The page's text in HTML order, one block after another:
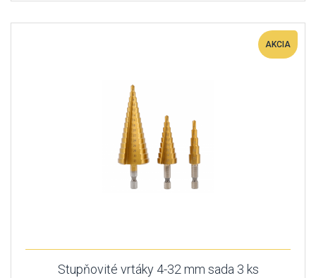
AKCIA
Stupňovité vrtáky 4-32 mm sada 3 ks